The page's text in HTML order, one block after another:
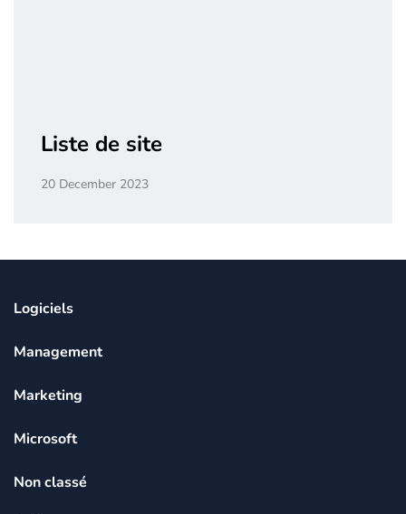
Liste de site
20 December 2023
Logiciels
Management
Marketing
Microsoft
Non classé